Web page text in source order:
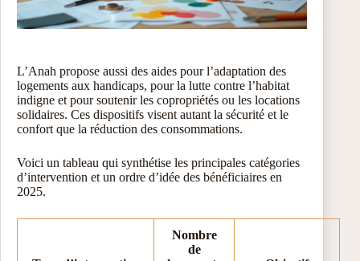
L’Anah propose aussi des aides pour l’adaptation des
logements aux handicaps, pour la lutte contre l’habitat
indigne et pour soutenir les copropriétés ou les locations
solidaires. Ces dispositifs visent autant la sécurité et le
confort que la réduction des consommations.
Voici un tableau qui synthétise les principales catégories
d’intervention et un ordre d’idée des bénéficiaires en
2025.
Nombre
de